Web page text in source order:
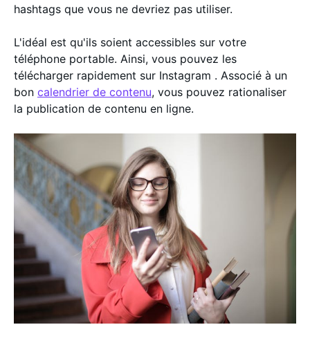
hashtags que vous ne devriez pas utiliser.
L'idéal est qu'ils soient accessibles sur votre
téléphone portable. Ainsi, vous pouvez les
télécharger rapidement sur Instagram . Associé à un
bon calendrier de contenu, vous pouvez rationaliser
la publication de contenu en ligne.